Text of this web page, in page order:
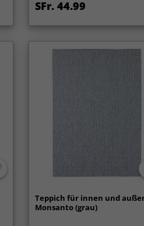
SFr. 44.99
Teppich für innen und
Monsanto (grau)